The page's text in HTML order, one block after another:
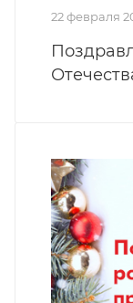
22 февраля